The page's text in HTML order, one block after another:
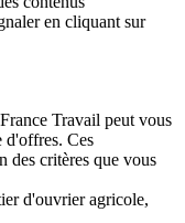
en cliquant sur
Travail peut vous
d'offres. Ces
des critères que vous
d'ouvrier agricole,